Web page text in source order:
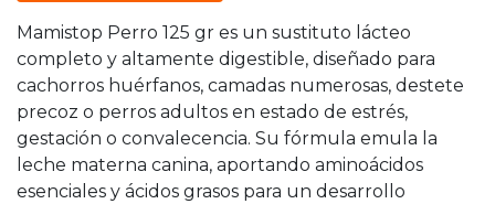
Mamistop Perro 125 gr es un sustituto lácteo
completo y altamente digestible, diseñado para
cachorros huérfanos, camadas numerosas, destete
precoz o perros adultos en estado de estrés,
gestación o convalecencia. Su fórmula emula la
leche materna canina, aportando aminoácidos
esenciales y ácidos grasos para un desarrollo